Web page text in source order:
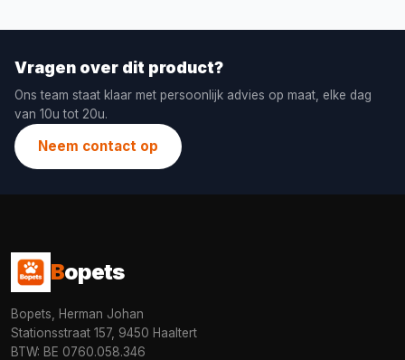
Vragen over dit product?
Ons team staat klaar met persoonlijk advies op maat, elke dag
van 10u tot 20u.
Neem contact op
Bopets
Bopets, Herman Johan
Stationsstraat 157, 9450 Haaltert
BTW: BE 0760.058.346